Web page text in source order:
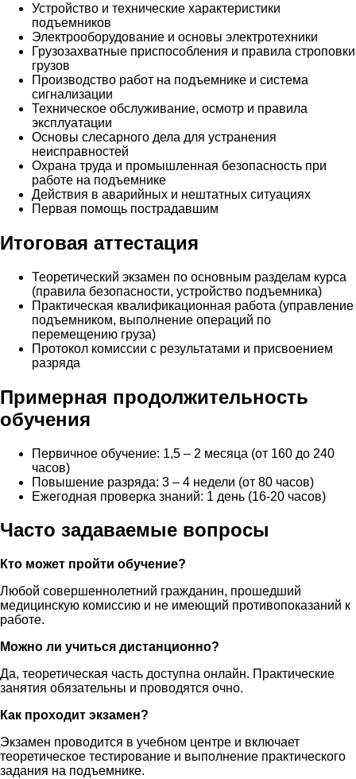
Устройство и технические характеристики
подъемников
Электрооборудование и основы электротехники
Грузозахватные приспособления и правила строповки
грузов
Производство работ на подъемнике и система
сигнализации
Техническое обслуживание, осмотр и правила
эксплуатации
Основы слесарного дела для устранения
неисправностей
Охрана труда и промышленная безопасность при
работе на подъемнике
Действия в аварийных и нештатных ситуациях
Первая помощь пострадавшим
Итоговая аттестация
Теоретический экзамен по основным разделам курса
(правила безопасности, устройство подъемника)
Практическая квалификационная работа (управление
подъемником, выполнение операций по
перемещению груза)
Протокол комиссии с результатами и присвоением
разряда
Примерная продолжительность
обучения
Первичное обучение: 1,5 – 2 месяца (от 160 до 240
часов)
Повышение разряда: 3 – 4 недели (от 80 часов)
Ежегодная проверка знаний: 1 день (16-20 часов)
Часто задаваемые вопросы
Кто может пройти обучение?
Любой совершеннолетний гражданин, прошедший
медицинскую комиссию и не имеющий противопоказаний к
работе.
Можно ли учиться дистанционно?
Да, теоретическая часть доступна онлайн. Практические
занятия обязательны и проводятся очно.
Как проходит экзамен?
Экзамен проводится в учебном центре и включает
теоретическое тестирование и выполнение практического
задания на подъемнике.